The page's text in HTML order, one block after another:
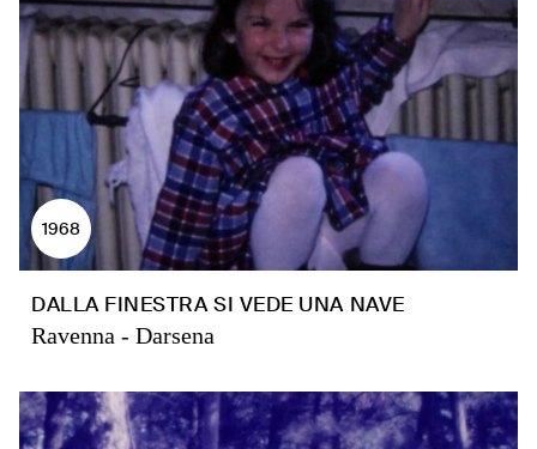
1968
DALLA FINESTRA SI VEDE UNA NAVE
Ravenna - Darsena